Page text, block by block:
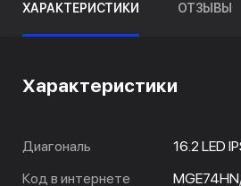
ХАРАКТЕРИСТИКИ ОТЗЫВЫ
Характеристики
Диагональ
16.2 LED
Код в интернете